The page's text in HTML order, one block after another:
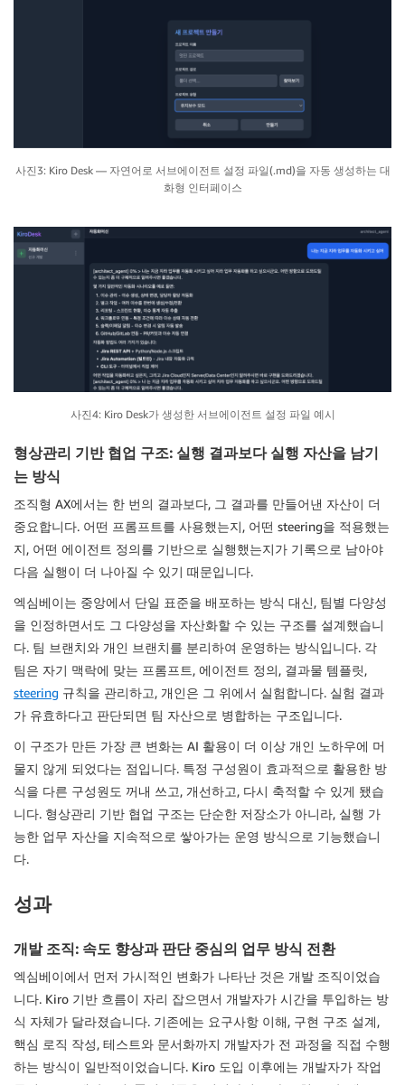
사진3: Kiro Desk — 자연어로 서브에이전트 설정 파일(.md)을 자동 생성하는 대
화형 인터페이스
사진4: Kiro Desk가 생성한 서브에이전트 설정 파일 예시
형상관리 기반 협업 구조: 실행 결과보다 실행 자산을 남기
는 방식
조직형 AX에서는 한 번의 결과보다, 그 결과를 만들어낸 자산이 더
중요합니다. 어떤 프롬프트를 사용했는지, 어떤 steering을 적용했는
지, 어떤 에이전트 정의를 기반으로 실행했는지가 기록으로 남아야
다음 실행이 더 나아질 수 있기 때문입니다.
엑심베이는 중앙에서 단일 표준을 배포하는 방식 대신, 팀별 다양성
을 인정하면서도 그 다양성을 자산화할 수 있는 구조를 설계했습니
다. 팀 브랜치와 개인 브랜치를 분리하여 운영하는 방식입니다. 각
팀은 자기 맥락에 맞는 프롬프트, 에이전트 정의, 결과물 템플릿,
steering 규칙을 관리하고, 개인은 그 위에서 실험합니다. 실험 결과
가 유효하다고 판단되면 팀 자산으로 병합하는 구조입니다.
이 구조가 만든 가장 큰 변화는 AI 활용이 더 이상 개인 노하우에 머
물지 않게 되었다는 점입니다. 특정 구성원이 효과적으로 활용한 방
식을 다른 구성원도 꺼내 쓰고, 개선하고, 다시 축적할 수 있게 됐습
니다. 형상관리 기반 협업 구조는 단순한 저장소가 아니라, 실행 가
능한 업무 자산을 지속적으로 쌓아가는 운영 방식으로 기능했습니
다.
성과
개발 조직: 속도 향상과 판단 중심의 업무 방식 전환
엑심베이에서 먼저 가시적인 변화가 나타난 것은 개발 조직이었습
니다. Kiro 기반 흐름이 자리 잡으면서 개발자가 시간을 투입하는 방
식 자체가 달라졌습니다. 기존에는 요구사항 이해, 구현 구조 설계,
핵심 로직 작성, 테스트와 문서화까지 개발자가 전 과정을 직접 수행
하는 방식이 일반적이었습니다. Kiro 도입 이후에는 개발자가 작업